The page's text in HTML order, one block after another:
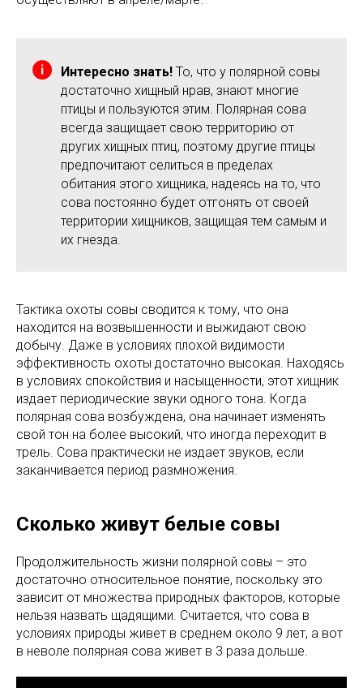
Интересно знать! То, что у полярной совы
достаточно хищный нрав, знают многие
птицы и пользуются этим. Полярная сова
всегда защищает свою территорию от
других хищных птиц, поэтому другие птицы
предпочитают селиться в пределах
обитания этого хищника, надеясь на то, что
сова постоянно будет отгонять от своей
территории хищников, защищая тем самым и
их гнезда.
Тактика охоты совы сводится к тому, что она
находится на возвышенности и выжидают свою
добычу. Даже в условиях плохой видимости
эффективность охоты достаточно высокая. Находясь
в условиях спокойствия и насыщенности, этот хищник
издает периодические звуки одного тона. Когда
полярная сова возбуждена, она начинает изменять
свой тон на более высокий, что иногда переходит в
трель. Сова практически не издает звуков, если
заканчивается период размножения.
Сколько живут белые совы
Продолжительность жизни полярной совы – это
достаточно относительное понятие, поскольку это
зависит от множества природных факторов, которые
нельзя назвать щадящими. Считается, что сова в
условиях природы живет в среднем около 9 лет, а вот
в неволе полярная сова живет в 3 раза дольше.